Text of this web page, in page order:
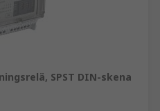
SPST DIN-skena